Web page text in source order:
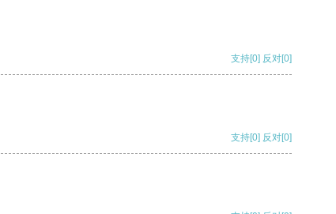
支持[0] 反对[0]
支持[0] 反对[0]